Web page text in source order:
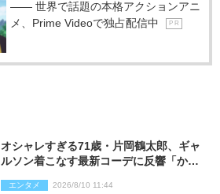
―― 世界で話題の本格アクションアニ
メ、Prime Videoで独占配信中
P R
オシャレすぎる71歳・片岡鶴太郎、ギャ
ルソン着こなす最新コーデに反響「かっ
エンタメ 2026/8/10 11:44